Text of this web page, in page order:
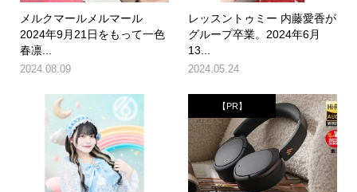
メルクマールメルマール
2024年9月21日をもって一色
春凛...
2024.08.09
レッスントゥミー 内藤愛香が
グループ卒業。2024年6月
13...
2024.05.24
【PR】